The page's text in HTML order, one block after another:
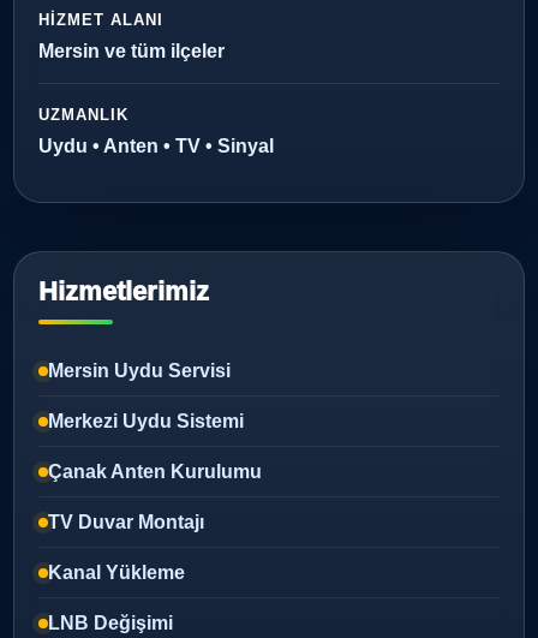
HIZMET ALANI
Mersin ve tüm ilçeler
UZMANLIK
Uydu • Anten • TV • Sinyal
Hizmetlerimiz
Mersin Uydu Servisi
Merkezi Uydu Sistemi
Çanak Anten Kurulumu
TV Duvar Montajı
Kanal Yükleme
LNB Değişimi